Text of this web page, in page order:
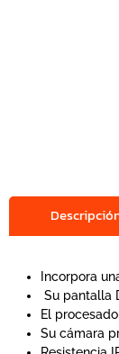
Incorpora
Su pantalla
El
Su cámara